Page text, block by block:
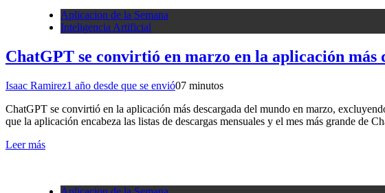
Aplicacion de la Semana
Inteligencia Artificial
ChatGPT se convirtió en marzo en la aplicación más
Isaac Ramirez1 año desde que se envió07 minutos
ChatGPT se convirtió en la aplicación más descargada del mundo en marzo,
que la aplicación encabeza las listas de descargas mensuales y el mes más grande de
Leer más